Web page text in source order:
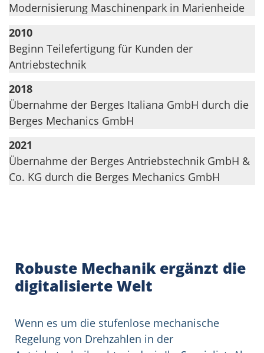
Modernisierung Maschinenpark in Marienheide
2010
Beginn Teilefertigung für Kunden der
Antriebstechnik
2018
Übernahme der Berges Italiana GmbH durch die
Berges Mechanics GmbH
2021
Übernahme der Berges Antriebstechnik GmbH &
Co. KG durch die Berges Mechanics GmbH
Robuste Mechanik ergänzt die
digitalisierte Welt
Wenn es um die stufenlose mechanische
Regelung von Drehzahlen in der